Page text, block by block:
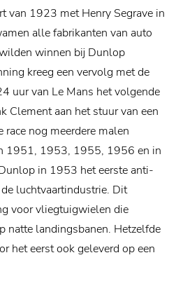
van 1923 met Henry Segrave in
alle fabrikanten van auto
winnen bij Dunlop
kreeg een vervolg met de
uur van Le Mans het volgende
Clement aan het stuur van een
race nog meerdere malen
1951, 1953, 1955, 1956 en in
in 1953 het eerste anti-
luchtvaartindustrie. Dit
voor vliegtuigwielen die
natte landingsbanen. Hetzelfde
het eerst ook geleverd op een